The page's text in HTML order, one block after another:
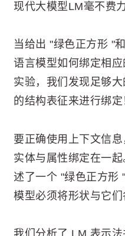
现代大模型LM毫不费
当给出 "绿色正方形 "
语言模型如何绑定相
实验，我们发现足够
的结构表征来进行绑定
要正确使用上下文信
实体与属性绑定在一
述了一个 "绿色正方形
模型必须将形状与它们